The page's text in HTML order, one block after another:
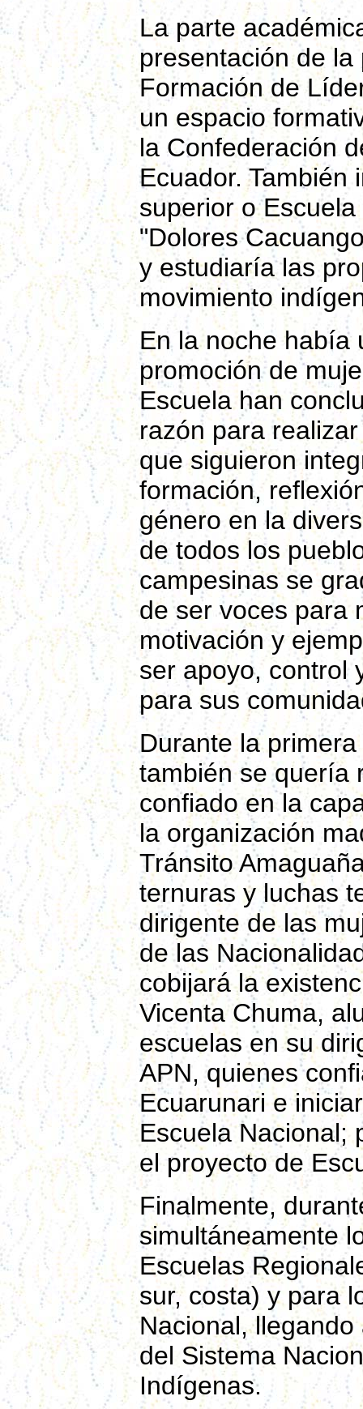
La parte
presentación de
Formación de
un espacio
la Confederación
Ecuador. También
superior o
"Dolores
y estudiaría las
movimiento
En la noche había
promoción de
Escuela han
razón para
que siguieron
formación,
género en la
de todos los
campesinas se
de ser voces para
motivación y
ser apoyo, control
para sus
Durante la
también se quería
confiado en la
la organización
Tránsito
ternuras y luchas
dirigente de las
de las
cobijará la
Vicenta Chuma,
escuelas en su
APN, quienes
Ecuarunari e
Escuela Nacional;
el proyecto de
Finalmente,
simultáneamente
Escuelas
sur, costa) y para
Nacional,
del Sistema
Indígenas.